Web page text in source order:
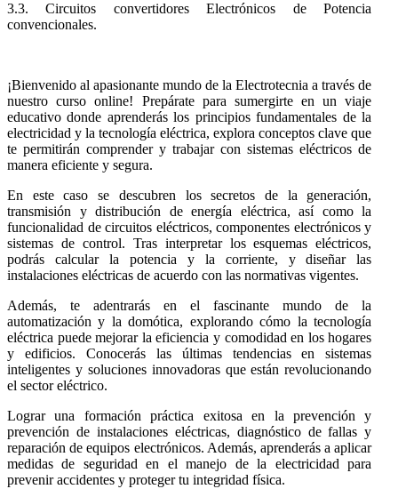
3.3. Circuitos convertidores Electrónicos de Potencia
convencionales.
¡Bienvenido al apasionante mundo de la Electrotecnia a través de
nuestro curso online! Prepárate para sumergirte en un viaje
educativo donde aprenderás los principios fundamentales de la
electricidad y la tecnología eléctrica, explora conceptos clave que
te permitirán comprender y trabajar con sistemas eléctricos de
manera eficiente y segura.
En este caso se descubren los secretos de la generación,
transmisión y distribución de energía eléctrica, así como la
funcionalidad de circuitos eléctricos, componentes electrónicos y
sistemas de control. Tras interpretar los esquemas eléctricos,
podrás calcular la potencia y la corriente, y diseñar las
instalaciones eléctricas de acuerdo con las normativas vigentes.
Además, te adentrarás en el fascinante mundo de la
automatización y la domótica, explorando cómo la tecnología
eléctrica puede mejorar la eficiencia y comodidad en los hogares
y edificios. Conocerás las últimas tendencias en sistemas
inteligentes y soluciones innovadoras que están revolucionando
el sector eléctrico.
Lograr una formación práctica exitosa en la prevención y
prevención de instalaciones eléctricas, diagnóstico de fallas y
reparación de equipos electrónicos. Además, aprenderás a aplicar
medidas de seguridad en el manejo de la electricidad para
prevenir accidentes y proteger tu integridad física.